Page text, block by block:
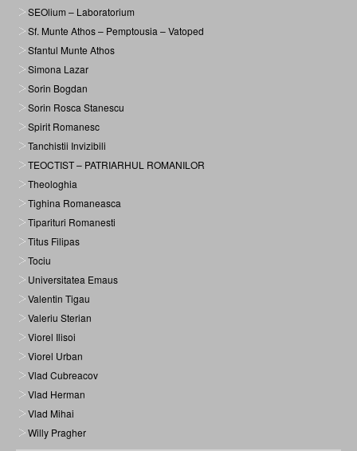
SEOlium – Laboratorium
Sf. Munte Athos – Pemptousia – Vatoped
Sfantul Munte Athos
Simona Lazar
Sorin Bogdan
Sorin Rosca Stanescu
Spirit Romanesc
Tanchistii Invizibili
TEOCTIST – PATRIARHUL ROMANILOR
Theologhia
Tighina Romaneasca
Tiparituri Romanesti
Titus Filipas
Tociu
Universitatea Emaus
Valentin Tigau
Valeriu Sterian
Viorel Ilisoi
Viorel Urban
Vlad Cubreacov
Vlad Herman
Vlad Mihai
Willy Pragher